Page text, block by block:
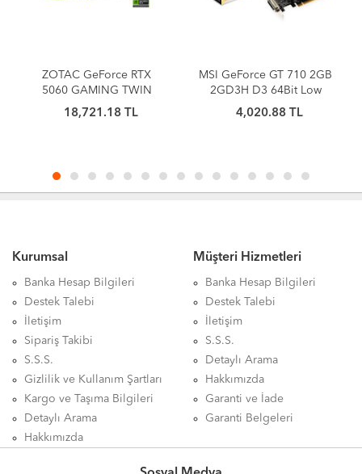
MSI GeForce GT 710 2GB
2GD3H D3 64Bit Low
Profile
4,020.88 TL
Asus Prime H610M-K D5
1700P Vga Hdmi
4,353.85 TL
Kurumsal
Banka Hesap Bilgileri
Destek Talebi
İletişim
Sipariş Takibi
S.S.S.
Gizlilik ve Kullanım Şartları
Kargo ve Taşıma Bilgileri
Detaylı Arama
Hakkımızda
Müşteri Hizmetleri
Banka Hesap Bilgileri
Destek Talebi
İletişim
S.S.S.
Detaylı Arama
Hakkımızda
Garanti ve İade
Garanti Belgeleri